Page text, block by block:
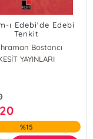
ı Edebi'de Edebi
Tenkit
Bostancı
YAYINLARI
%15